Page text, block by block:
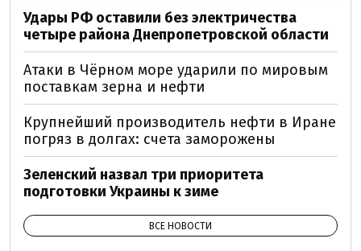
Удары РФ оставили без электричества
четыре района Днепропетровской области
Атаки в Чёрном море ударили по мировым
поставкам зерна и нефти
Крупнейший производитель нефти в Иране
погряз в долгах: счета заморожены
Зеленский назвал три приоритета
подготовки Украины к зиме
ВСЕ НОВОСТИ